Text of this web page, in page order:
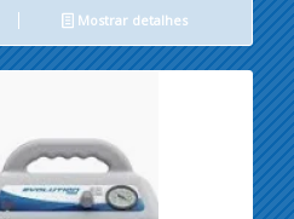
Mostrar detalhes